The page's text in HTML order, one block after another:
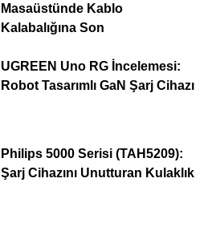
Masaüstünde Kablo
Kalabalığına Son
UGREEN Uno RG İncelemesi:
Robot Tasarımlı GaN Şarj Cihazı
Philips 5000 Serisi (TAH5209):
Şarj Cihazını Unutturan Kulaklık